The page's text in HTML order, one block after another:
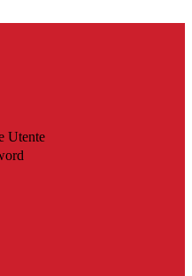
Utente